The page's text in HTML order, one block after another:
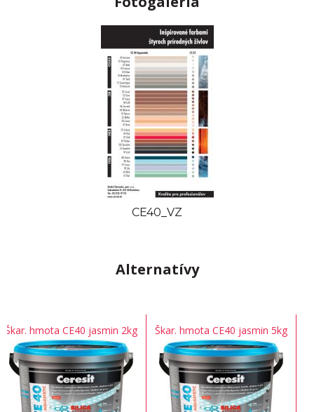
CE40_VZ
Alternatívy
Škar. hmota CE40 jasmin 2kg Škar. hmota CE40 jasmin 5kg